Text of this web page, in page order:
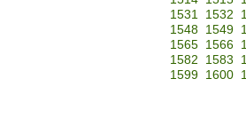
1531
1532
1548
1549
1565
1566
1582
1583
1599
1600